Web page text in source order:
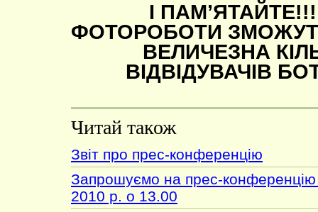
І
ФОТОРОБОТИ
ВЕЛИЧЕЗНА
ВІДВІДУВАЧІВ
Читай також
Звіт про прес-конференцію
Запрошуємо на прес-конференцію
2010 р. о 13.00